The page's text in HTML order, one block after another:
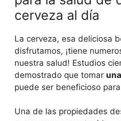
cerveza al día
La cerveza, esa deliciosa
disfrutamos, ¡tiene
nuestra salud! Estudios
demostrado que tomar
puede ser beneficioso
Una de las propiedades